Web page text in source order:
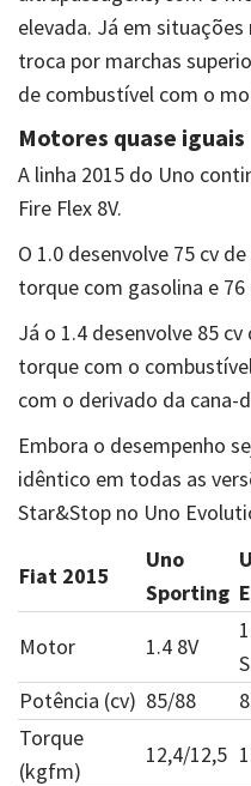
elevada. Já em
troca por marchas
de combustível com o
Motores quase iguais
A linha 2015 do Uno
Fire Flex 8V.
O 1.0 desenvolve 75 cv
torque com gasolina e
Já o 1.4 desenvolve 85
torque com o
com o derivado da cana-
Embora o desempenho
idêntico em todas as
Star&Stop no Uno
Fiat 2015
Uno
Sporting
Motor
1.4 8V
Potência (cv) 85/88
Torque
(kgfm)
12,4/12,5